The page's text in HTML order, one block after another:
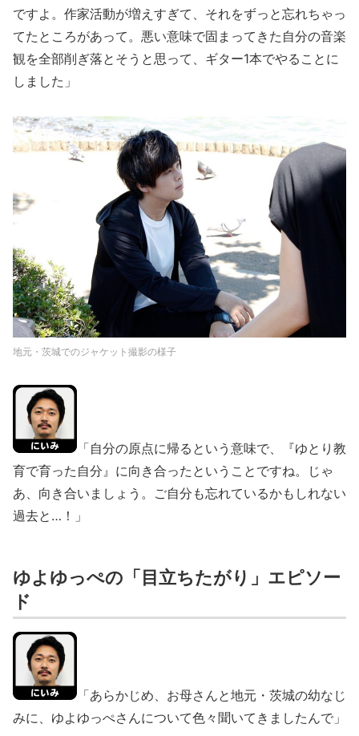
ですよ。作家活動が増えすぎて、それをずっと忘れちゃっ
てたところがあって。悪い意味で固まってきた自分の音楽
観を全部削ぎ落とそうと思って、ギター1本でやることに
しました」
地元・茨城でのジャケット撮影の様子
「自分の原点に帰るという意味で、『ゆとり教
育で育った自分』に向き合ったということですね。じゃ
あ、向き合いましょう。ご自分も忘れているかもしれない
過去と…！」
ゆよゆっぺの「目立ちたがり」エピソー
ド
「あらかじめ、お母さんと地元・茨城の幼なじ
みに、ゆよゆっぺさんについて色々聞いてきましたんで」